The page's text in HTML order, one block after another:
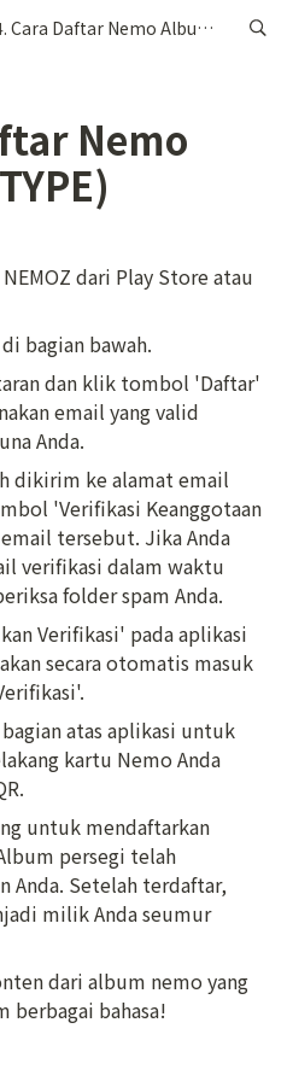
14. Cara Daftar Nemo Album (QR TYPE)
Nemo
dari Play Store atau
bagian bawah.
dan klik tombol 'Daftar'
email yang valid
Anda.
'Verifikasi Keanggotaan
email tersebut. Jika Anda
verifikasi dalam waktu
folder spam Anda.
Verifikasi' pada aplikasi
secara otomatis masuk
atas aplikasi untuk
kartu Nemo Anda
untuk mendaftarkan
persegi telah
Anda. Setelah terdaftar,
milik Anda seumur
dari album nemo yang
berbagai bahasa!